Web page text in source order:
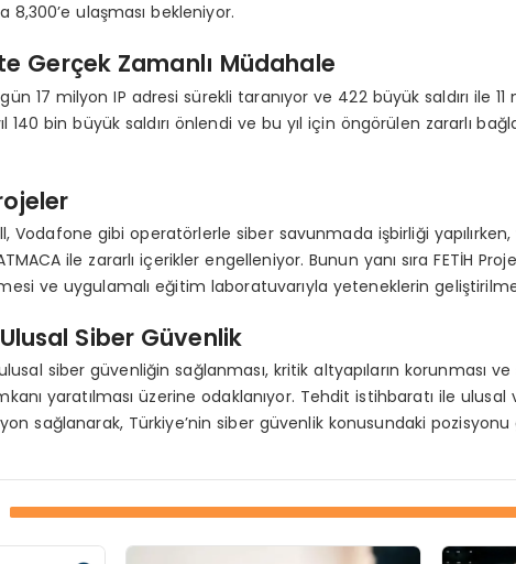
8,300’e ulaşması bekleniyor.
Gerçek Zamanlı Müdahale
17 milyon IP adresi sürekli taranıyor ve 422 büyük saldırı ile
bin büyük saldırı önlendi ve bu yıl için öngörülen zararlı
Vodafone gibi operatörlerle siber savunmada işbirliği
ATMACA ile zararlı içerikler engelleniyor. Bunun yanı sıra FETİH
ve uygulamalı eğitim laboratuvarıyla yeteneklerin
Siber Güvenlik
ulusal siber güvenliğin sağlanması, kritik altyapıların korunması
yaratılması üzerine odaklanıyor. Tehdit istihbaratı ile ulusal
sağlanarak, Türkiye’nin siber güvenlik konusundaki pozisyonu